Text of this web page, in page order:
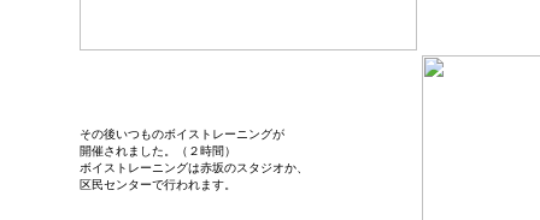
その後いつものボイストレーニングが
開催されました。（２時間）
ボイストレーニングは赤坂のスタジオか、
区民センターで行われます。